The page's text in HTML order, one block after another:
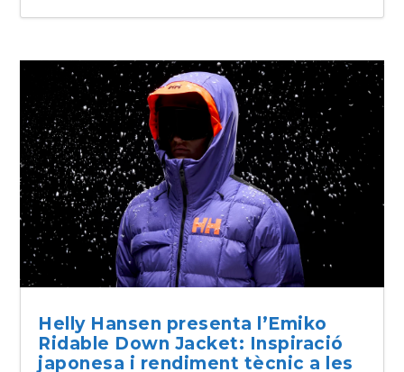
Helly Hansen presenta l’Emiko
Ridable Down Jacket: Inspiració
japonesa i rendiment tècnic a les